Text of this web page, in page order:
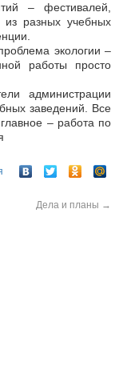
– фестивалей,
из разных учебных
экологии –
работы просто
администрации
заведений. Все
– работа по
Дела и планы →